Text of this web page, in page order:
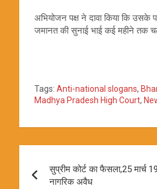
अभियोजन पक्ष ने दावा किया कि उसके
जमानत की सुनाई भाई कई महीने तक
Tags: Anti-national slogans,
Madhya Pradesh High Court,
navigation
सुप्रीम कोर्ट का फैसला,25 मार्च
नागरिक अवैध